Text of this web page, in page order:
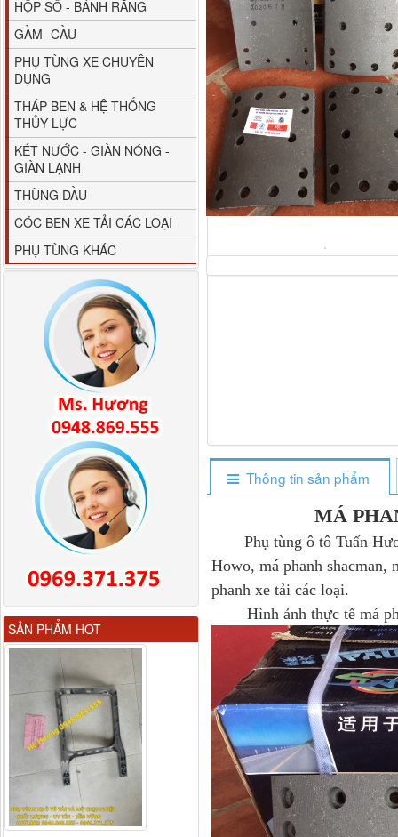
Thông tin sản phẩm
MÁ
Phụ tùng ô tô Tuấn
Howo, má phanh shacman,
phanh xe tải các loại.
Hình ảnh thực tế má
HỘP SỐ - BÁNH RĂNG
GẦM -CẦU
PHỤ TÙNG XE CHUYÊN
DỤNG
THÁP BEN & HỆ THỐNG
THỦY LỰC
KÉT NƯỚC - GIÀN NÓNG -
GIÀN LẠNH
THÙNG DẦU
CÓC BEN XE TẢI CÁC LOẠI
PHỤ TÙNG KHÁC
SẢN PHẨM HOT
80YHCB-60 Bơm xăng
dầu 60m3/h...
M4610162101A0 Tapbi
cửa Thaco...
Gương chiếu hậu FAW
JH6 có sấy...